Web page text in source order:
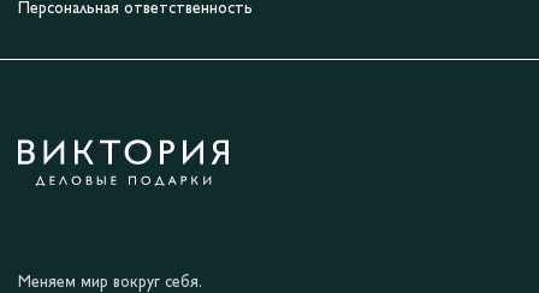
Персональная ответственность
Меняем мир вокруг себя.